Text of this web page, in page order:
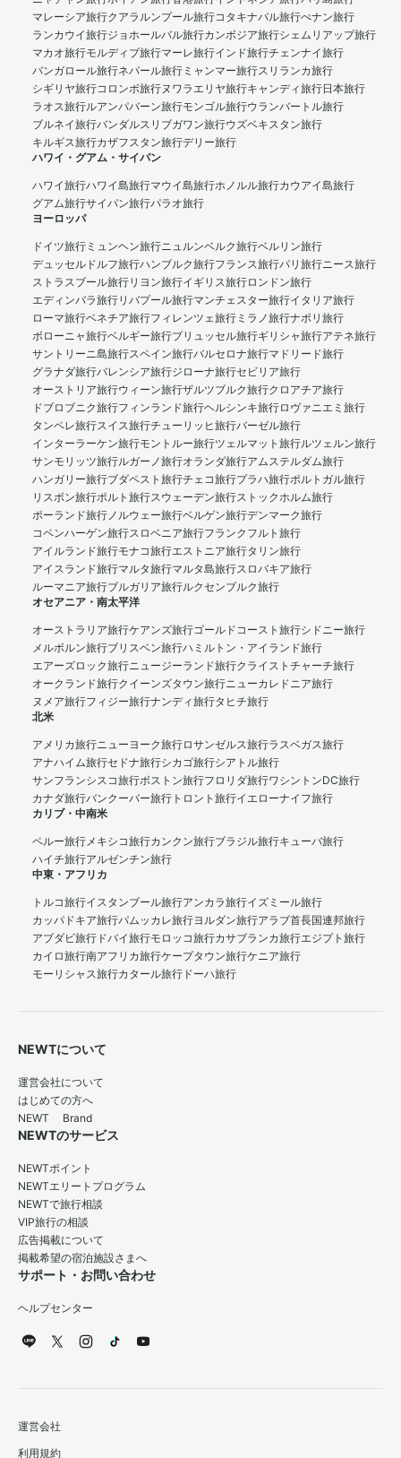
マレーシア旅行クアラルンプール旅行コタキナバル旅行ぺナン旅行
ランカウイ旅行ジョホールバル旅行カンボジア旅行シェムリアップ旅行
マカオ旅行モルディブ旅行マーレ旅行インド旅行チェンナイ旅行
バンガロール旅行ネパール旅行 ミャンマー旅行スリランカ旅行
シギリヤ旅行コロンボ旅行ヌワラエリヤ旅行キャンディ旅行日本旅行
ラオス旅行ルアンパバーン旅行モンゴル旅行ウランバートル旅行
ブルネイ旅行バンダルスリブガワン旅行ウズベキスタン旅行
キルギス旅行カザフスタン旅行デリー旅行
ハワイ・グアム・サイパン
ハワイ旅行ハワイ島旅行マウイ島旅行ホノルル旅行カウアイ島旅行
グアム旅行サイパン旅行パラオ旅行
ヨーロッパ
ドイツ旅行 ミュンヘン旅行ニュルンベルク旅行ベルリン旅行
デュッセルドルフ旅行ハンブルク旅行フランス旅行パリ旅行ニース旅行
ストラスブール旅行リヨン旅行イギリス旅行ロンドン旅行
エディンバラ旅行リバプール旅行マンチェスター旅行イタリア旅行
ローマ旅行ベネチア旅行フィレンツェ旅行 ミラノ旅行ナポリ旅行
ボローニャ旅行ベルギー旅行ブリュッセル旅行ギリシャ旅行アテネ旅行
サントリーニ島旅行スペイン旅行バルセロナ旅行マドリード旅行
グラナダ旅行バレンシア旅行ジローナ旅行セビリア旅行
オーストリア旅行ウィーン旅行ザルツブルク旅行クロアチア旅行
ドブロブニク旅行フィンランド旅行ヘルシンキ旅行ロヴァニエミ旅行
タンペレ旅行スイス旅行チューリッヒ旅行バーゼル旅行
インターラーケン旅行モントルー旅行ツェルマット旅行ルツェルン旅行
サンモリッツ旅行ルガーノ旅行オランダ旅行アムステルダム旅行
ハンガリー旅行ブダペスト旅行チェコ旅行プラハ旅行ポルトガル旅行
リスボン旅行ポルト旅行スウェーデン旅行ストックホルム旅行
ポーランド旅行ノルウェー旅行ベルゲン旅行デンマーク旅行
コペンハーゲン旅行スロベニア旅行フランクフルト旅行
アイルランド旅行モナコ旅行エストニア旅行タリン旅行
アイスランド旅行マルタ旅行マルタ島旅行スロバキア旅行
ルーマニア旅行ブルガリア旅行ルクセンブルク旅行
オセアニア・南太平洋
オーストラリア旅行ケアンズ旅行ゴールドコースト旅行シドニー旅行
メルボルン旅行ブリスベン旅行ハミルトン・アイランド旅行
エアーズロック旅行ニュージーランド旅行クライストチャーチ旅行
オークランド旅行クイーンズタウン旅行ニューカレドニア旅行
ヌメア旅行フィジー旅行ナンディ旅行タヒチ旅行
北米
アメリカ旅行ニューヨーク旅行ロサンゼルス旅行ラスベガス旅行
アナハイム旅行セドナ旅行シカゴ旅行シアトル旅行
サンフランシスコ旅行ボストン旅行フロリダ旅行ワシントンDC旅行
カナダ旅行バンクーバー旅行 トロント旅行イエローナイフ旅行
カリブ・中南米
ペルー旅行メキシコ旅行カンクン旅行ブラジル旅行キューバ旅行
ハイチ旅行アルゼンチン旅行
中東・アフリカ
トルコ旅行イスタンブール旅行アンカラ旅行イズミール旅行
カッパドキア旅行パムッカレ旅行ヨルダン旅行アラブ首長国連邦旅行
アブダビ旅行 ドバイ旅行モロッコ旅行カサブランカ旅行エジプト旅行
カイロ旅行南アフリカ旅行ケープタウン旅行ケニア旅行
モーリシャス旅行カタール旅行 ドーハ旅行
NEWTについて
運営会社について
はじめての方へ
NEWT Brand
NEWTのサービス
NEWTポイント
NEWTエリートプログラム
NEWTで旅行相談
VIP旅行の相談
広告掲載について
掲載希望の宿泊施設さまへ
サポート・お問い合わせ
ヘルプセンター
運営会社
利用規約